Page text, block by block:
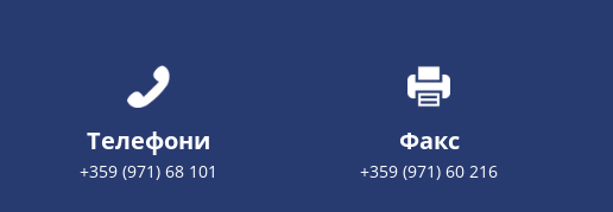
Телефони
+359 (971) 68 101
Факс
+359 (971) 60 216